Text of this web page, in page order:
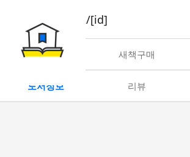
book/rent/[id]
대여 새책구매
도서정보 리뷰